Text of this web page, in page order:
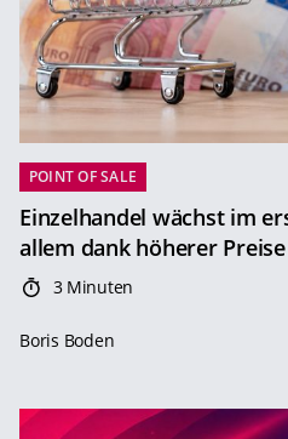
POINT OF SALE
Einzelhandel wächst im
allem dank höherer Preise
3 Minuten
Boris Boden